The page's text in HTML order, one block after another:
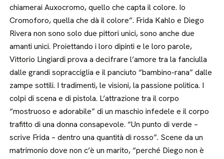
chiamerai Auxocromo, quello che capta il colore. Io
Cromoforo, quella che dà il colore”. Frida Kahlo e Diego
Rivera non sono solo due pittori unici, sono anche due
amanti unici. Proiettando i loro dipinti e le loro parole,
Vittorio Lingiardi prova a decifrare l’amore tra la fanciulla
dalle grandi sopracciglia e il panciuto “bambino-rana” dalle
zampe sottili. I tradimenti, le visioni, la passione politica. I
colpi di scena e di pistola. L’attrazione tra il corpo
“mostruoso e adorabile” di un maschio infedele e il corpo
trafitto di una donna consapevole. “Un punto di verde –
scrive Frida – dentro una quantità di rosso”. Scene da un
matrimonio dove non c’è un marito, “perché Diego non è